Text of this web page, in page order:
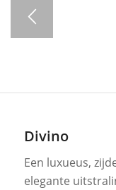
Divino
Een luxueus,
elegante